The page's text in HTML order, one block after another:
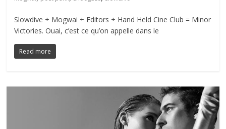
Slowdive + Mogwai + Editors + Hand Held Cine Club = Minor
Victories. Ouai, c’est ce qu’on appelle dans le
Read more